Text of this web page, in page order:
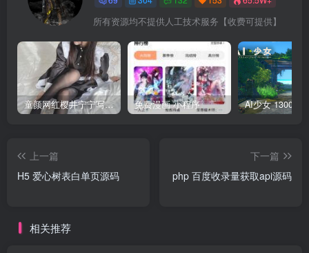
所有资源均不提供人工技术服务【收费可提供】
童颜网红樱井宁宁写真集套图 免费漫画 小程序
上一篇
H5 爱心树表白单页源码
下一篇
php 百度收录量获取api源码
相关推荐